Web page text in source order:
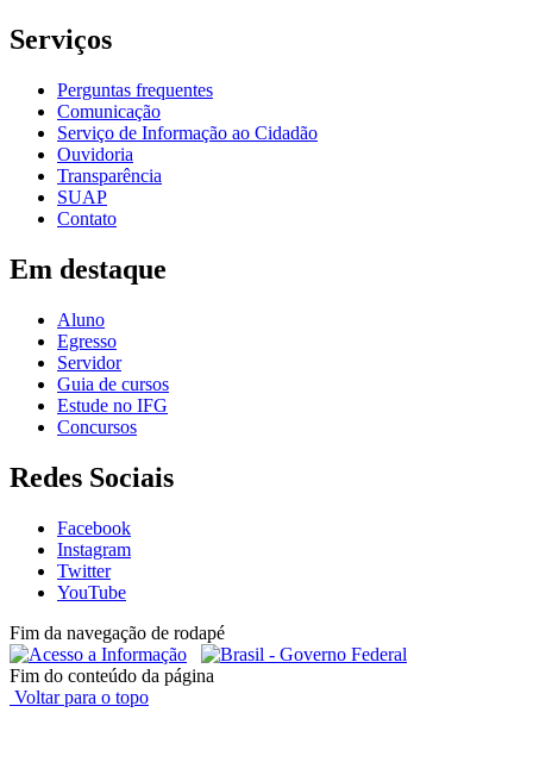
Serviços
Perguntas frequentes
Comunicação
Serviço de Informação ao Cidadão
Ouvidoria
Transparência
SUAP
Contato
Em destaque
Aluno
Egresso
Servidor
Guia de cursos
Estude no IFG
Concursos
Redes Sociais
Facebook
Instagram
Twitter
YouTube
Fim da navegação de rodapé
Fim do conteúdo da página
Voltar para o topo